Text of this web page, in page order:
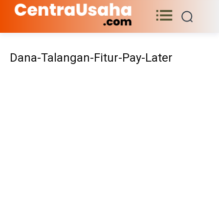
Dana-Talangan-Fitur-Pay-Later